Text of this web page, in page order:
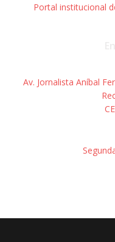
Portal institucional
Av. Jornalista Aníbal